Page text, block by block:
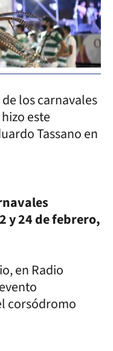
los carnavales
este
Tassano en
y 24 de febrero,
en Radio
corsódromo